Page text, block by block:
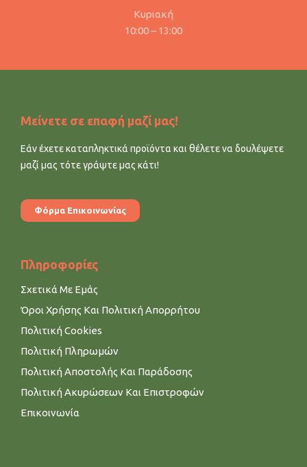
Κυριακή
10:00 – 13:00
Μείνετε σε επαφή μαζί μας!
Εάν έχετε καταπληκτικά προϊόντα και θέλετε να δουλέψετε
μαζί μας τότε γράψτε μας κάτι!
Φόρμα Επικοινωνίας
Πληροφορίες
Σχετικά Με Εμάς
Όροι Χρήσης Και Πολιτική Απορρήτου
Πολιτική Cookies
Πολιτική Πληρωμών
Πολιτική Αποστολής Και Παράδοσης
Πολιτική Ακυρώσεων Και Επιστροφών
Επικοινωνία